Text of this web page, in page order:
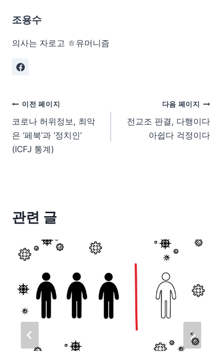
조용수
의사는 자로고 ㅎ유머니즘
이전 페이지
코로나 허위정보, 최악
은 ‘페북’과 ‘정치인’
(ICFJ 통계)
다음 페이지
전교조 판결, 다행이다
아쉽다 걱정이다
관련 글